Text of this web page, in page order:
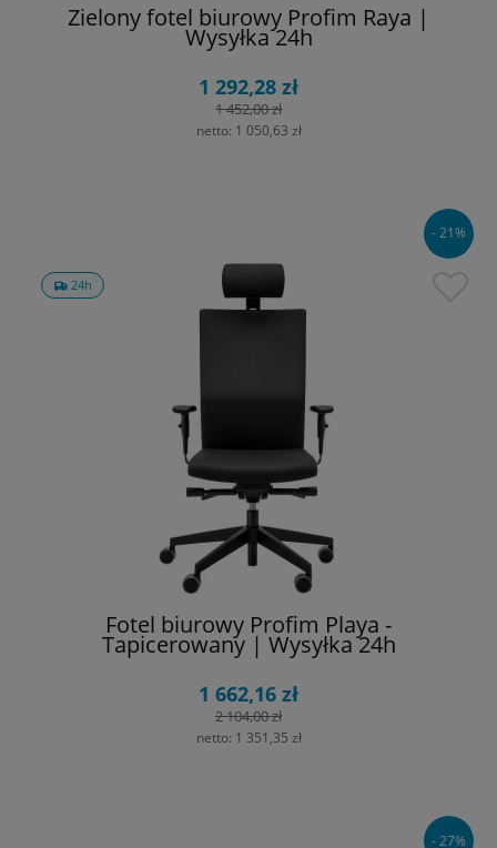
Zielony fotel biurowy Profim Raya |
Wysyłka 24h
1 292,28 zł
1 452,00 zł
netto: 1 050,63 zł
24h
Fotel biurowy Profim Playa -
Tapicerowany | Wysyłka 24h
1 662,16 zł
2 104,00 zł
netto: 1 351,35 zł
- 21%
- 27%